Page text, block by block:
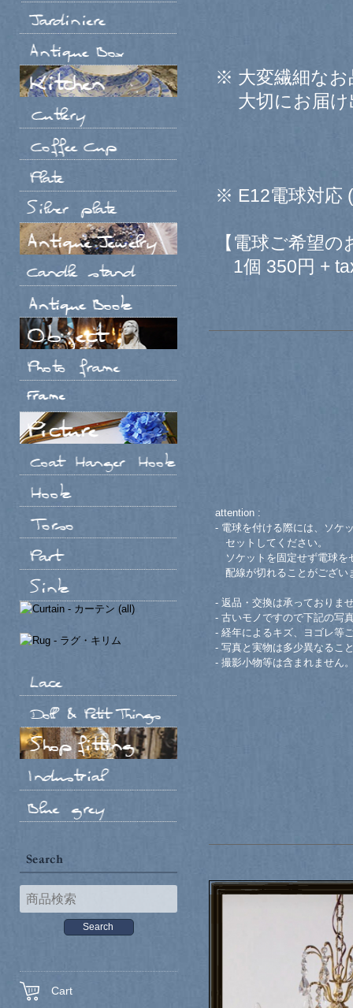
Cart
※ 大変繊細なお
大切にお届け
※ E12電球対応
【電球ご希望の
1個 350円 +
attention :
- 電球を付ける際には、ソケ
セットしてください。
ソケットを固定せず電球を
配線が切れることがござい
- 返品・交換は承っておりま
- 古いモノですので下記の写
- 経年によるキズ、ヨゴレ等
- 写真と実物は多少異なるこ
- 撮影小物等は含まれません